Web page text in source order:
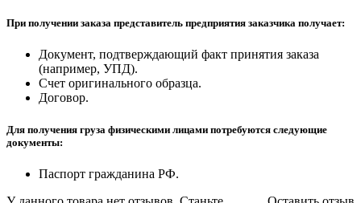
При получении заказа представитель предприятия заказчика получает:
Документ, подтверждающий факт принятия заказа
(например, УПД).
Счет оригинального образца.
Договор.
Для получения груза физическими лицами потребуются следующие
документы:
Паспорт гражданина РФ.